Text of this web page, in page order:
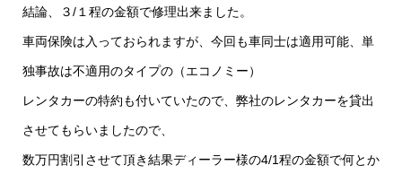
結論、３/１程の金額で修理出来ました。
車両保険は入っておられますが、今回も車同士は適用可能、単
独事故は不適用のタイプの（エコノミー）
レンタカーの特約も付いていたので、弊社のレンタカーを貸出
させてもらいましたので、
数万円割引させて頂き結果ディーラー様の4/1程の金額で何とか